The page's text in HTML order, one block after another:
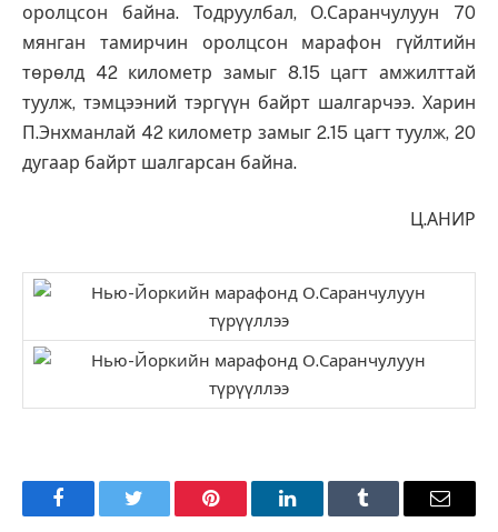
оролцсон байна. Тодруулбал, О.Саранчулуун 70
мянган тамирчин оролцсон марафон гүйлтийн
төрөлд 42 километр замыг 8.15 цагт амжилттай
туулж, тэмцээний тэргүүн байрт шалгарчээ. Харин
П.Энхманлай 42 километр замыг 2.15 цагт туулж, 20
дугаар байрт шалгарсан байна.
Ц.АНИР
FacebookTwitter Pinterest LinkedInTumblr Имэйл